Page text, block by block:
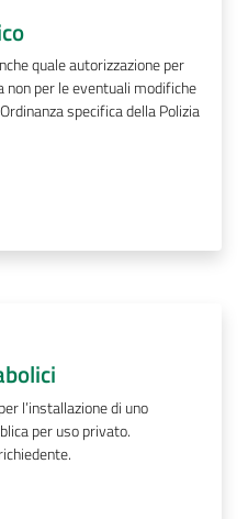
quale autorizzazione per
non per le eventuali modifiche
specifica della Polizia
l’installazione di uno
per uso privato.